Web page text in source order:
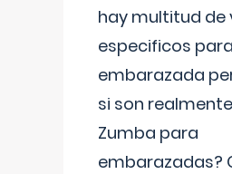
hay multitud de
especificos para
embarazada
si son
Zumba para
embarazadas?